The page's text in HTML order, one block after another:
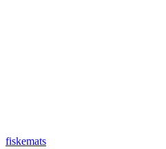
fiskemats